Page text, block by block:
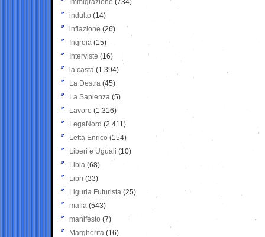
Immigrazione (734)
indulto (14)
inflazione (26)
Ingroia (15)
Interviste (16)
la casta (1.394)
La Destra (45)
La Sapienza (5)
Lavoro (1.316)
LegaNord (2.411)
Letta Enrico (154)
Liberi e Uguali (10)
Libia (68)
Libri (33)
Liguria Futurista (25)
mafia (543)
manifesto (7)
Margherita (16)